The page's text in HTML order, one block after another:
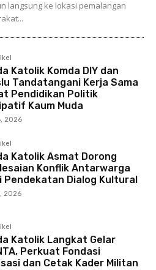
langsung ke lokasi pemalangan
Katolik Komda DIY dan
Tandatangani Kerja Sama
Pendidikan Politik
Kaum Muda
2026
Katolik Asmat Dorong
Konflik Antarwarga
Pendekatan Dialog Kultural
2026
Katolik Langkat Gelar
Perkuat Fondasi
dan Cetak Kader Militan